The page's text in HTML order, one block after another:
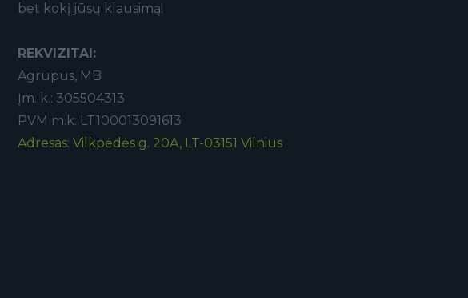
bet kokį jūsų klausimą!
REKVIZITAI:
Agrupus, MB
Įm. k.: 305504313
PVM m.k: LT100013091613
Adresas: Vilkpėdės g. 20A, LT-03151 Vilnius